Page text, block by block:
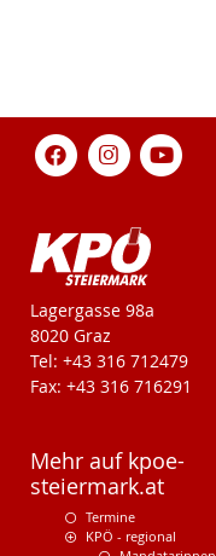
KPÖ-Steiermark
Lagergasse 98a
8020 Graz
Tel: +43 316 712479
Fax: +43 316 716291
Mehr auf kpoe-
steiermark.at
Termine
KPÖ - regional